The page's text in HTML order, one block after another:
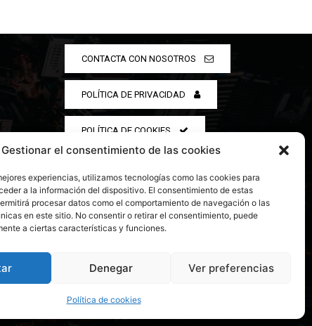
Gestionar el consentimiento de las cookies
experiencias, utilizamos tecnologías como las cookies para
a la información del dispositivo. El consentimiento de estas
procesar datos como el comportamiento de navegación o las
en este sitio. No consentir o retirar el consentimiento, puede
a ciertas características y funciones.
Denegar Ver preferencias
Política de cookies
CONTACTA CON NOSOTROS
POLÍTICA DE PRIVACIDAD
POLÍTICA DE COOKIES